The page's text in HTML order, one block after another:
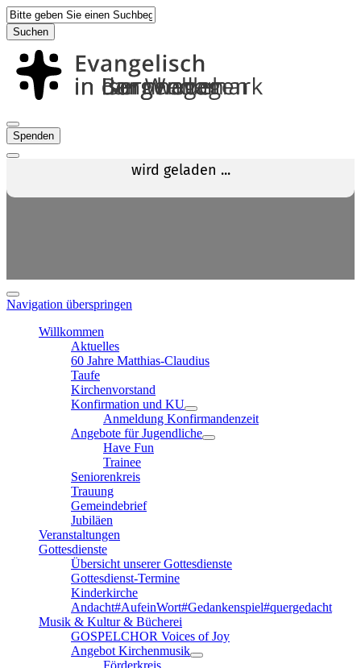
Suchen
Spenden
Navigation überspringen
Willkommen
Aktuelles
60 Jahre Matthias-Claudius
Taufe
Kirchenvorstand
Konfirmation und KU
Anmeldung Konfirmandenzeit
Angebote für Jugendliche
Have Fun
Trainee
Seniorenkreis
Trauung
Gemeindebrief
Jubiläen
Veranstaltungen
Gottesdienste
Übersicht unserer Gottesdienste
Gottesdienst-Termine
Kinderkirche
Andacht#AufeinWort#Gedankenspiel#quergedacht
Musik & Kultur & Bücherei
GOSPELCHOR Voices of Joy
Angebot Kirchenmusik